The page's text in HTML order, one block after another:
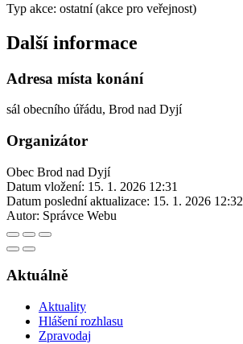
Typ akce: ostatní (akce pro veřejnost)
Další informace
Adresa místa konání
sál obecního úřádu, Brod nad Dyjí
Organizátor
Obec Brod nad Dyjí
Datum vložení: 15. 1. 2026 12:31
Datum poslední aktualizace: 15. 1. 2026 12:32
Autor: Správce Webu
Aktuálně
Aktuality
Hlášení rozhlasu
Zpravodaj